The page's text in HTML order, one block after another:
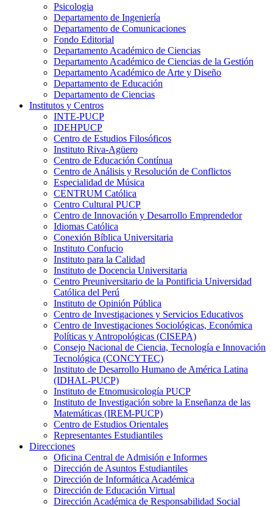
Psicologia
Departamento de Ingeniería
Departamento de Comunicaciones
Fondo Editorial
Departamento Académico de Ciencias
Departamento Académico de Ciencias de la Gestión
Departamento Académico de Arte y Diseño
Departamento de Educación
Departamento de Ciencias
Institutos y Centros
INTE-PUCP
IDEHPUCP
Centro de Estudios Filosóficos
Instituto Riva-Agüero
Centro de Educación Contínua
Centro de Análisis y Resolución de Conflictos
Especialidad de Música
CENTRUM Católica
Centro Cultural PUCP
Centro de Innovación y Desarrollo Emprendedor
Idiomas Católica
Conexión Bíblica Universitaria
Instituto Confucio
Instituto para la Calidad
Instituto de Docencia Universitaria
Centro Preuniversitario de la Pontificia Universidad
Católica del Perú
Instituto de Opinión Pública
Centro de Investigaciones y Servicios Educativos
Centro de Investigaciones Sociológicas, Económica
Políticas y Antropológicas (CISEPA)
Consejo Nacional de Ciencia, Tecnología e Innovación
Tecnológica (CONCYTEC)
Instituto de Desarrollo Humano de América Latina
(IDHAL-PUCP)
Instituto de Etnomusicología PUCP
Instituto de Investigación sobre la Enseñanza de las
Matemáticas (IREM-PUCP)
Centro de Estudios Orientales
Representantes Estudiantiles
Direcciones
Oficina Central de Admisión e Informes
Dirección de Asuntos Estudiantiles
Dirección de Informática Académica
Dirección de Educación Virtual
Dirección Académica de Responsabilidad Social